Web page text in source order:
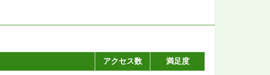
アクセス数 満足度